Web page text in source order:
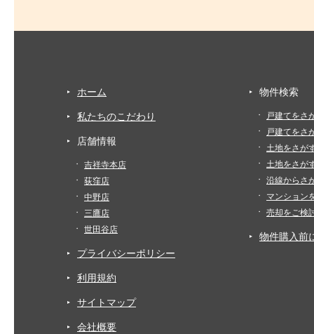
ホーム
私たちのこだわり
店舗情報
吉祥寺本店
荻窪店
中野店
三鷹店
世田谷店
プライバシーポリシー
利用規約
サイトマップ
会社概要
物件検索
戸建てをさ
戸建てをさ
土地をさが
土地をさが
沿線からさ
マンション
売却をご検
物件購入前